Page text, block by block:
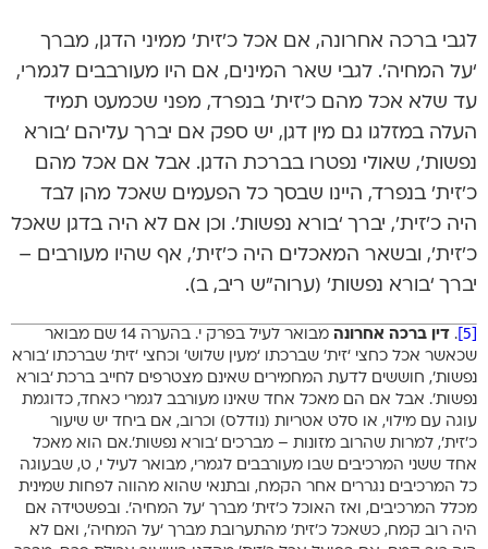
לגבי ברכה אחרונה, אם אכל כ’זית’ ממיני הדגן, מברך
‘על המחיה’. לגבי שאר המינים, אם היו מעורבבים לגמרי,
עד שלא אכל מהם כ’זית’ בנפרד, מפני שכמעט תמיד
העלה במזלגו גם מין דגן, יש ספק אם יברך עליהם ‘בורא
נפשות’, שאולי נפטרו בברכת הדגן. אבל אם אכל מהם
כ’זית’ בנפרד, היינו שבסך כל הפעמים שאכל מהן לבד
היה כ’זית’, יברך ‘בורא נפשות’. וכן אם לא היה בדגן שאכל
כ’זית’, ובשאר המאכלים היה כ’זית’, אף שהיו מעורבים –
יברך ‘בורא נפשות’ (ערוה”ש ריב, ב).
. דין ברכה אחרונה
מבואר לעיל בפרק י. בהערה 14 שם מבואר
שכאשר אכל כחצי ‘זית’ שברכתו ‘מעין שלוש’ וכחצי ‘זית’ שברכתו ‘בורא
נפשות’, חוששים לדעת המחמירים שאינם מצטרפים לחייב ברכת ‘בורא
נפשות’. אבל אם הם מאכל אחד שאינו מעורבב לגמרי כאחד, כדוגמת
עוגה עם מילוי, או סלט אטריות (נודלס) וכרוב, אם ביחד יש שיעור
כ’זית’, למרות שהרוב מזונות – מברכים ‘בורא נפשות’.אם הוא מאכל
אחד ששני המרכיבים שבו מעורבבים לגמרי, מבואר לעיל י, ט, שבעוגה
כל המרכיבים נגררים אחר הקמח, ובתנאי שהוא מהווה לפחות שמינית
מכלל המרכיבים, ואז האוכל כ’זית’ מברך ‘על המחיה’. ובפשטידה אם
היה רוב קמח, כשאכל כ’זית’ מהתערובת מברך ‘על המחיה’, ואם לא